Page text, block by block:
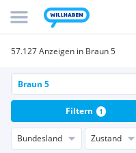
57.127 Anzeigen in Braun 5
Bundesland Zustand
Filtern 1